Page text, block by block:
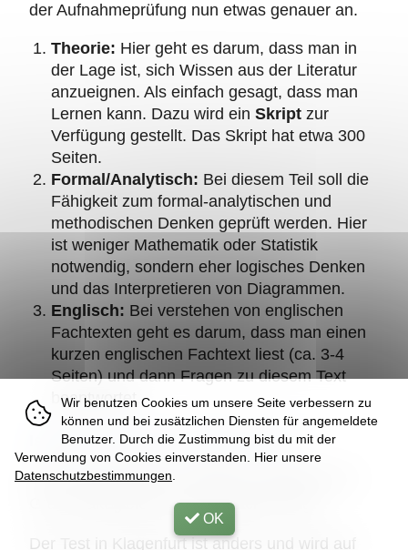
der Aufnahmeprüfung nun etwas genauer an.
Theorie: Hier geht es darum, dass man in
der Lage ist, sich Wissen aus der Literatur
anzueignen. Als einfach gesagt, dass man
Lernen kann. Dazu wird ein Skript zur
Verfügung gestellt. Das Skript hat etwa 300
Seiten.
Formal/Analytisch: Bei diesem Teil soll die
Fähigkeit zum formal-analytischen und
methodischen Denken geprüft werden. Hier
ist weniger Mathematik oder Statistik
notwendig, sondern eher logisches Denken
und das Interpretieren von Diagrammen.
Englisch: Bei verstehen von englischen
Fachtexten geht es darum, dass man einen
kurzen englischen Fachtext liest (ca. 3-4
Seiten) und dann Fragen zu diesem Text
beantwortet.
Ist der Test in allen Städten gleich?
Der Test ist in Wien, Innsbruck, Salzburg und
Graz exakt gleich und am gleichen Tag.
Der Test in Klagenfurt ist anders und wird auf
Wir benutzen Cookies um unsere Seite verbessern zu
können und bei zusätzlichen Diensten für angemeldete
Benutzer. Durch die Zustimmung bist du mit der
Verwendung von Cookies einverstanden. Hier unsere
Datenschutzbestimmungen
OK